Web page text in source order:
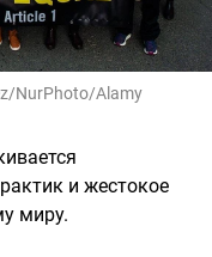
NurPhoto/Alamy
и жестокое
миру.